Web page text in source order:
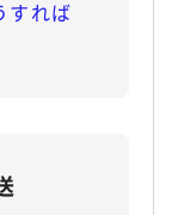
すれば